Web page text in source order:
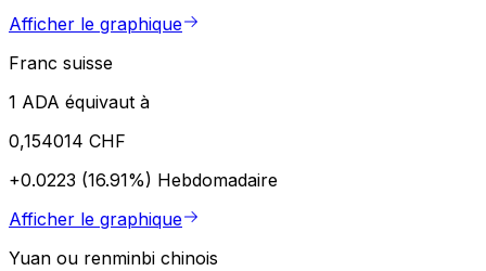
Afficher le graphique
Franc suisse
1 ADA équivaut à
0,154014 CHF
+0.0223 (16.91%) Hebdomadaire
Afficher le graphique
Yuan ou renminbi chinois